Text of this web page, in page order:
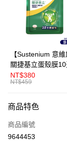
街口支付
悠遊付
AFTEE先享後付
相關說明
【關於「AFTEE先
AFTEE先享後付是「
２．便利：只要手機
【「AFTEE先享後付
ATM付款
運送方式
全家取貨付款
每筆NT$120，滿
【Sustenium 意維
關捷基立蛋殼膜10
驗包(30錠/包-Hiker
代言)
NT$380
NT$459
商品特色
商品編號
9644453